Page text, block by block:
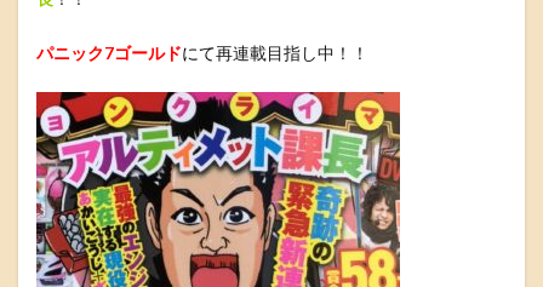
パニック7ゴールドにて再連載目指し中！！